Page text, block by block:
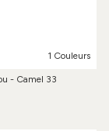
1 Couleurs
- Camel 33